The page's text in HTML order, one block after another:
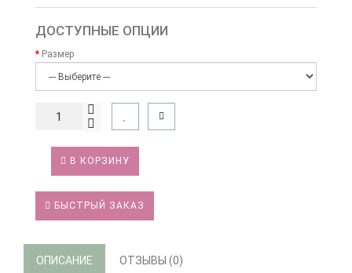
ДОСТУПНЫЕ ОПЦИИ
Размер
В КОРЗИНУ
БЫСТРЫЙ ЗАКАЗ
ОПИСАНИЕ ОТЗЫВЫ (0)